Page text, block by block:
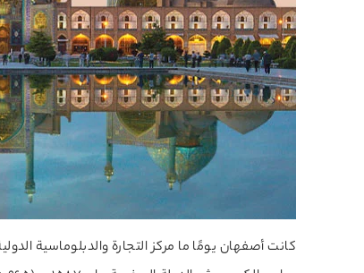
كانت أصفهان يومًا ما مركز التجارة والدبلوماسية